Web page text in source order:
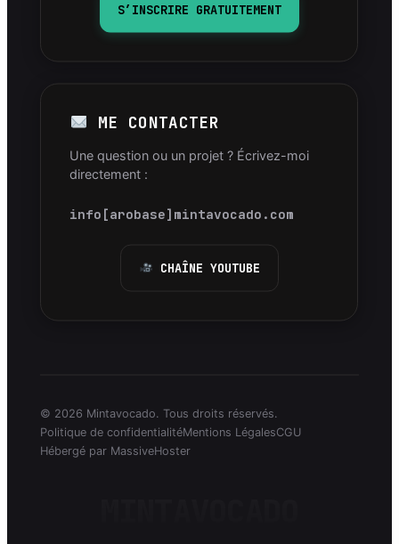
S’INSCRIRE GRATUITEMENT
ME CONTACTER
Une question ou un projet ? Écrivez-moi
directement :
info[arobase]mintavocado.com
CHAÎNE YOUTUBE
© 2026 Mintavocado. Tous droits réservés.
Politique de confidentialitéMentions LégalesCGU
Hébergé par MassiveHoster